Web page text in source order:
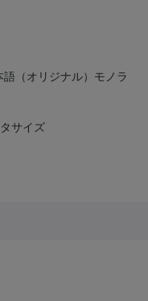
語（オリジナル）モノラ
サイズ